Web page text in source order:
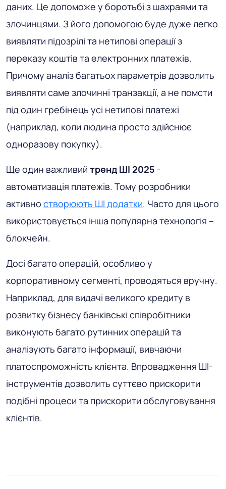
даних. Це допоможе у боротьбі з шахраями та
злочинцями. З його допомогою буде дуже легко
виявляти підозрілі та нетипові операції з
переказу коштів та електронних платежів.
Причому аналіз багатьох параметрів дозволить
виявляти саме злочинні транзакції, а не помсти
під один гребінець усі нетипові платежі
(наприклад, коли людина просто здійснює
одноразову покупку).
Ще один важливий тренд ШІ 2025 -
автоматизація платежів. Тому розробники
активно створюють ШІ додатки. Часто для цього
використовується інша популярна технологія –
блокчейн.
Досі багато операцій, особливо у
корпоративному сегменті, проводяться вручну.
Наприклад, для видачі великого кредиту в
розвитку бізнесу банківські співробітники
виконують багато рутинних операцій та
аналізують багато інформації, вивчаючи
платоспроможність клієнта. Впровадження ШІ-
інструментів дозволить суттєво прискорити
подібні процеси та прискорити обслуговування
клієнтів.